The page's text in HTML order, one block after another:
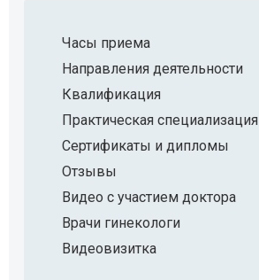
Часы приема
Направления деятельности
Квалификация
Практическая специализация
Сертификаты и дипломы
Отзывы
Видео с участием доктора
Врачи гинекологи
Видеовизитка